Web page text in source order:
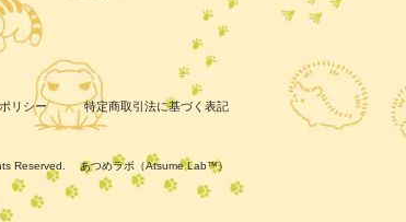
リシー 特定商取引法に基づく表記
Reserved. あつめラボ（Atsume Lab™）